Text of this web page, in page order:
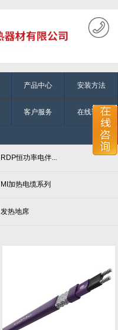
产品中心 安装方法
客户服务 在线询单
RDP恒功率电伴...
MI加热电缆系列
发热地席